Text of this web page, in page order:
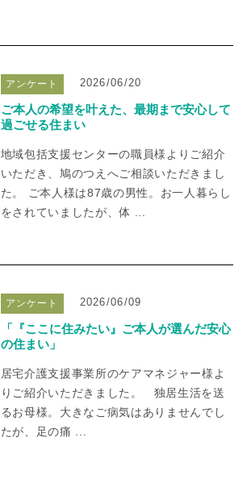
アンケート 2026/06/20
ご本人の希望を叶えた、最期まで安心して
過ごせる住まい
地域包括支援センターの職員様よりご紹介
いただき、鳩のつえへご相談いただきまし
た。 ご本人様は87歳の男性。お一人暮らし
をされていましたが、体 ...
アンケート 2026/06/09
「『ここに住みたい』ご本人が選んだ安心
の住まい」
居宅介護支援事業所のケアマネジャー様よ
りご紹介いただきました。 独居生活を送
るお母様。大きなご病気はありませんでし
たが、足の痛 ...